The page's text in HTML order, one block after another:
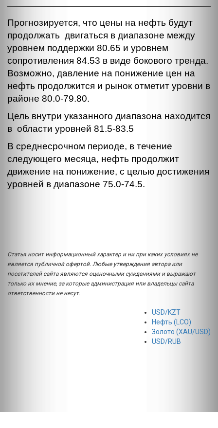
Прогнозируется, что цены на нефть будут
продолжать двигаться в диапазоне между
уровнем поддержки 80.65 и уровнем
сопротивления 84.53 в виде бокового тренда.
Возможно, давление на понижение цен на
нефть продолжится и рынок отметит уровни в
районе 80.0-79.80.
Цель внутри указанного диапазона находится
в области уровней 81.5-83.5
В среднесрочном периоде, в течение
следующего месяца, нефть продолжит
движение на понижение, c целью достижения
уровней в диапазоне 75.0-74.5.
Статья носит информационный характер и ни при каких условиях не
является публичной офертой. Любые утверждения автора или
посетителей сайта являются оценочными суждениями и выражают
только их мнение, за которые администрация или владельцы сайта
ответственности не несут.
USD/KZT
Нефть (LCO)
Золото (XAU/USD)
USD/RUB